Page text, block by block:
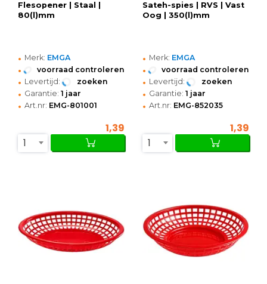
Flesopener | Staal |
80(l)mm
• Merk: EMGA
• voorraad controleren
• Levertijd: zoeken
• Garantie: 1 jaar
• Art.nr: EMG-801001
1,39
1
Sateh-spies | RVS | Vast
Oog | 350(l)mm
• Merk: EMGA
• voorraad controleren
• Levertijd: zoeken
• Garantie: 1 jaar
• Art.nr: EMG-852035
1,39
1